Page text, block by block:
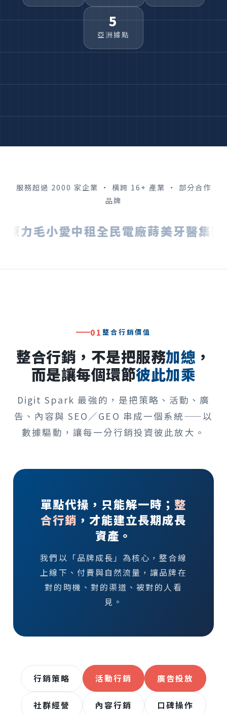
5
亞洲據點
服務超過 2000 家企業 · 橫跨 16+ 產業 · 部分合作
品牌
力毛小愛中租全民電廠蒔美牙醫集團達
01 整合行銷價值
整合行銷，不是把服務加總 ，
而是讓每個環節彼此加乘
Digit Spark 最強的，是把策略、活動、廣
告、內容與 SEO／GEO 串成一個系統——以
數據驅動，讓每一分行銷投資彼此放大。
單點代操，只能解一時；整
合行銷 ，才能建立長期成長
資產。
我們以「品牌成長」為核心，整合線
上線下、付費與自然流量，讓品牌在
對的時機、對的渠道、被對的人看
見。
行銷策略 活動行銷 廣告投放
社群經營 內容行銷 口碑操作